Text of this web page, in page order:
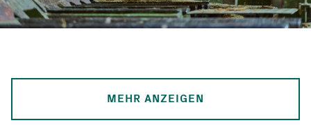
MEHR ANZEIGEN